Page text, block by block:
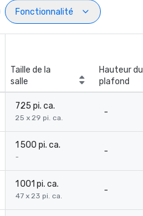
Fonctionnalité
Taille de la
salle
Hauteur du
plafond
725 pi. ca.
25 x 29 pi. ca.
-
1 500 pi. ca.
-
-
1 001 pi. ca.
47 x 23 pi. ca.
-